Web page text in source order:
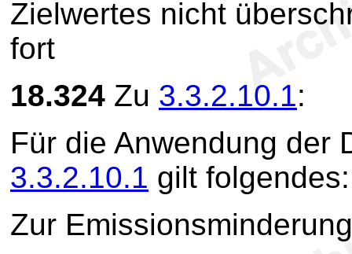
Zielwertes nicht
fort
18.324 Zu 3.3.2.10.1:
Für die Anwendung der
3.3.2.10.1 gilt folgendes:
Zur